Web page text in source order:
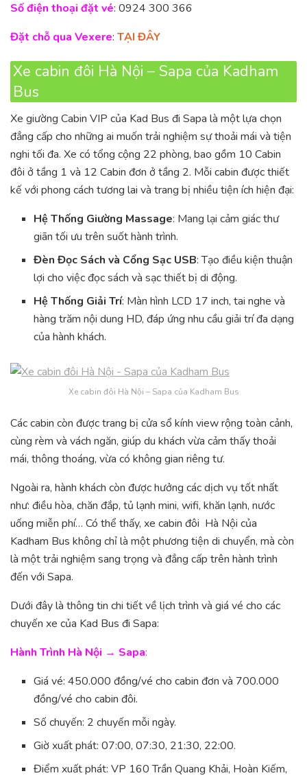
Số điện thoại đặt vé: 0924 300 366
Đặt chỗ qua Vexere: TẠI ĐÂY
Xe cabin đôi Hà Nội – Sapa của Kadham
Bus
Xe giường Cabin VIP của Kad Bus đi Sapa là một lựa chọn
đẳng cấp cho những ai muốn trải nghiệm sự thoải mái và tiện
nghi tối đa. Xe có tổng cộng 22 phòng, bao gồm 10 Cabin
đôi ở tầng 1 và 12 Cabin đơn ở tầng 2. Mỗi cabin được thiết
kế với phong cách tương lai và trang bị nhiều tiện ích hiện đại:
Hệ Thống Giường Massage: Mang lại cảm giác thư
giãn tối ưu trên suốt hành trình.
Đèn Đọc Sách và Cổng Sạc USB: Tạo điều kiện thuận
lợi cho việc đọc sách và sạc thiết bị di động.
Hệ Thống Giải Trí: Màn hình LCD 17 inch, tai nghe và
hàng trăm nội dung HD, đáp ứng nhu cầu giải trí đa dạng
của hành khách.
Xe cabin đôi Hà Nội – Sapa của Kadham Bus
Các cabin còn được trang bị cửa sổ kính view rộng toàn cảnh,
cùng rèm và vách ngăn, giúp du khách vừa cảm thấy thoải
mái, thông thoáng, vừa có không gian riêng tư.
Ngoài ra, hành khách còn được hưởng các dịch vụ tốt nhất
như: điều hòa, chăn đắp, tủ lạnh mini, wifi, khăn lạnh, nước
uống miễn phí… Có thể thấy, xe cabin đôi Hà Nội của
Kadham Bus không chỉ là một phương tiện di chuyển, mà còn
là một trải nghiệm sang trọng và đẳng cấp trên hành trình
đến với Sapa.
Dưới đây là thông tin chi tiết về lịch trình và giá vé cho các
chuyến xe của Kad Bus đi Sapa:
Hành Trình Hà Nội → Sapa:
Giá vé: 450.000 đồng/vé cho cabin đơn và 700.000
đồng/vé cho cabin đôi.
Số chuyến: 2 chuyến mỗi ngày.
Giờ xuất phát: 07:00, 07:30, 21:30, 22:00.
Điểm xuất phát: VP 160 Trần Quang Khải, Hoàn Kiếm,